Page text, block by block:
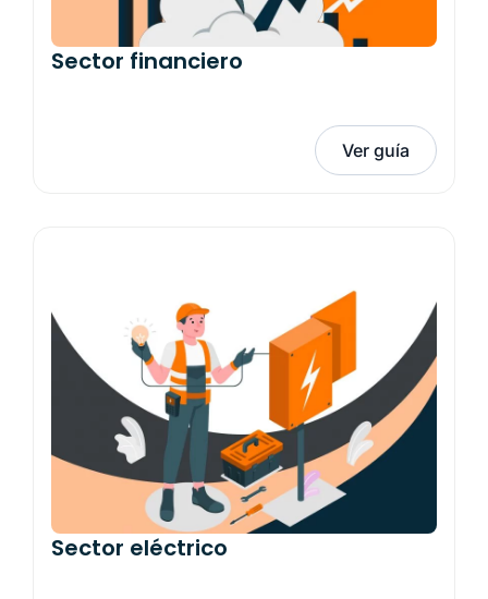
Sector financiero
Ver guía
Sector eléctrico